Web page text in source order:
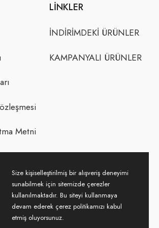
Metni
LINKLER
İNDİRİMDEKİ ÜRÜNLER
KAMPANYALI ÜRÜNLER
Size kişiselleştirilmiş bir alışveriş deneyimi
sunabilmek için sitemizde çerezler
kullanılmaktadır. Bu siteyi kullanmaya
devam ederek çerez politikamızı kabul
etmiş oluyorsunuz.